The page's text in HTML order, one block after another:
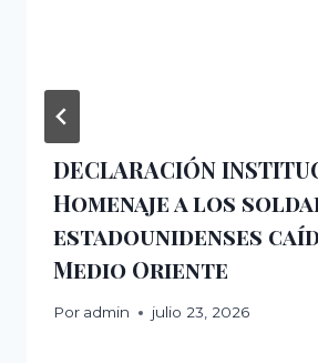
DECLARACIÓN
Homenaje a los
estadounidenses
Medio Oriente
Por admin julio 23, 2026